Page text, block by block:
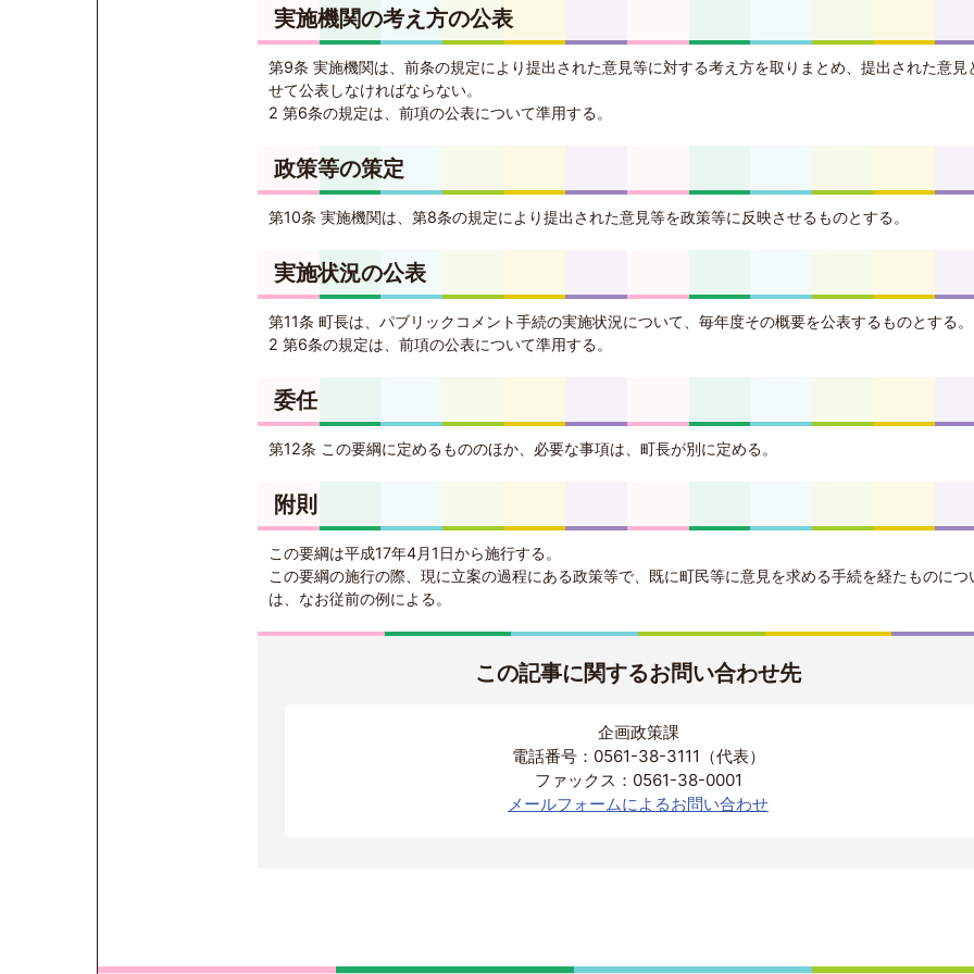
実施機関の考え方の公表
第9条 実施機関は、前条の規定により提出された意見等に対する考え方を取りまとめ、提出された意見
せて公表しなければならない。
2 第6条の規定は、前項の公表について準用する。
政策等の策定
第10条 実施機関は、第8条の規定により提出された意見等を政策等に反映させるものとする。
実施状況の公表
第11条 町長は、パブリックコメント手続の実施状況について、毎年度その概要を公表するものとする。
2 第6条の規定は、前項の公表について準用する。
委任
第12条 この要綱に定めるもののほか、必要な事項は、町長が別に定める。
附則
この要綱は平成17年4月1日から施行する。
この要綱の施行の際、現に立案の過程にある政策等で、既に町民等に意見を求める手続を経たものにつ
は、なお従前の例による。
この記事に関するお問い合わせ先
企画政策課
電話番号：0561-38-3111（代表）
ファックス：0561-38-0001
メールフォームによるお問い合わせ